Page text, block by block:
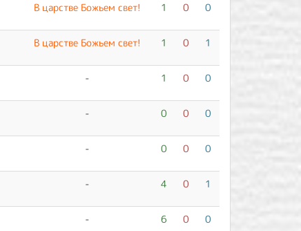
В царстве Божьем свет! 1 0 0
В царстве Божьем свет! 1 0 1
- 1 0 0
- 0 0 0
- 0 0 0
- 4 0 1
- 6 0 0